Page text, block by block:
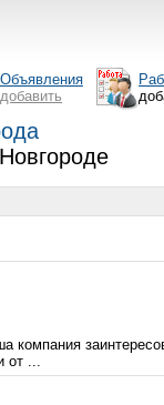
Объявления
добавить
от ...